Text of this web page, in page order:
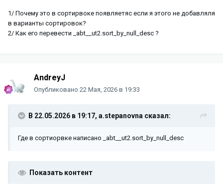
1/ Почему это в сортирвоке появляетяс если я этого не добавляля
в варианты сортировок?
2/ Как его перевести _abt__ut2.sort_by_null_desc ?
AndreyJ
Опубликовано 22 Мая, 2026 в 19:33
В 22.05.2026 в 19:17, a.stepanovna сказал:
Где в сортиорвке написано _abt__ut2.sort_by_null_desc
Показать контент